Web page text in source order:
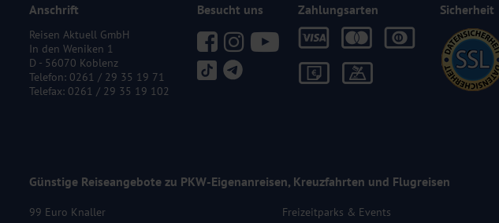
Anschrift
Reisen Aktuell GmbH
In den Weniken 1
D - 56070 Koblenz
Telefon: 0261 / 29 35 19 71
Telefax: 0261 / 29 35 19 102
Besucht uns Zahlungsarten Sicherheit
Günstige Reiseangebote zu PKW-Eigenanreisen, Kreuzfahrten und Flugreisen
99 Euro Knaller
Freizeitparks & Events